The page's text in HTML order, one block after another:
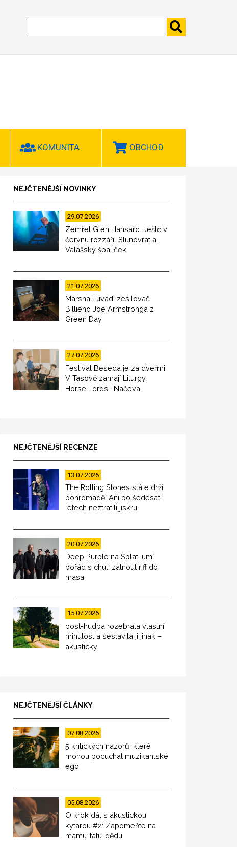
KOMUNITA OBCHOD
NEJČTENĚJŠÍ NOVINKY
29.07.2026
Zemřel Glen Hansard. Ještě v
červnu rozzářil Slunovrat a
Valašský špalíček
21.07.2026
Marshall uvádí zesilovač
Billieho Joe Armstronga z
Green Day
27.07.2026
Festival Beseda je za dveřmi.
V Tasově zahrají Liturgy,
Horse Lords i Načeva
NEJČTENĚJŠÍ RECENZE
13.07.2026
The Rolling Stones stále drží
pohromadě. Ani po šedesáti
letech neztratili jiskru
20.07.2026
Deep Purple na Splat! umí
pořád s chutí zatnout riff do
masa
15.07.2026
post-hudba rozebrala vlastní
minulost a sestavila ji jinak –
akusticky
NEJČTENĚJŠÍ ČLÁNKY
07.08.2026
5 kritických názorů, které
mohou pocuchat muzikantské
ego
05.08.2026
O krok dál s akustickou
kytarou #2: Zapomeňte na
mámu-tátu-dědu